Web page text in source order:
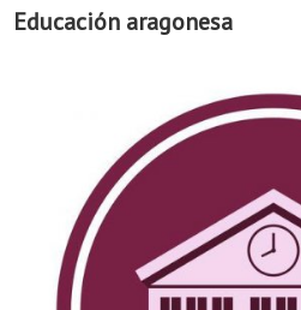
Educación aragonesa